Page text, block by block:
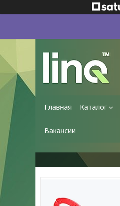
Главная Каталог
Вакансии